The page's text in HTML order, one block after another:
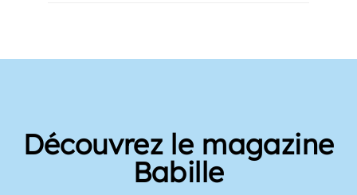
Découvrez le magazine
Babille